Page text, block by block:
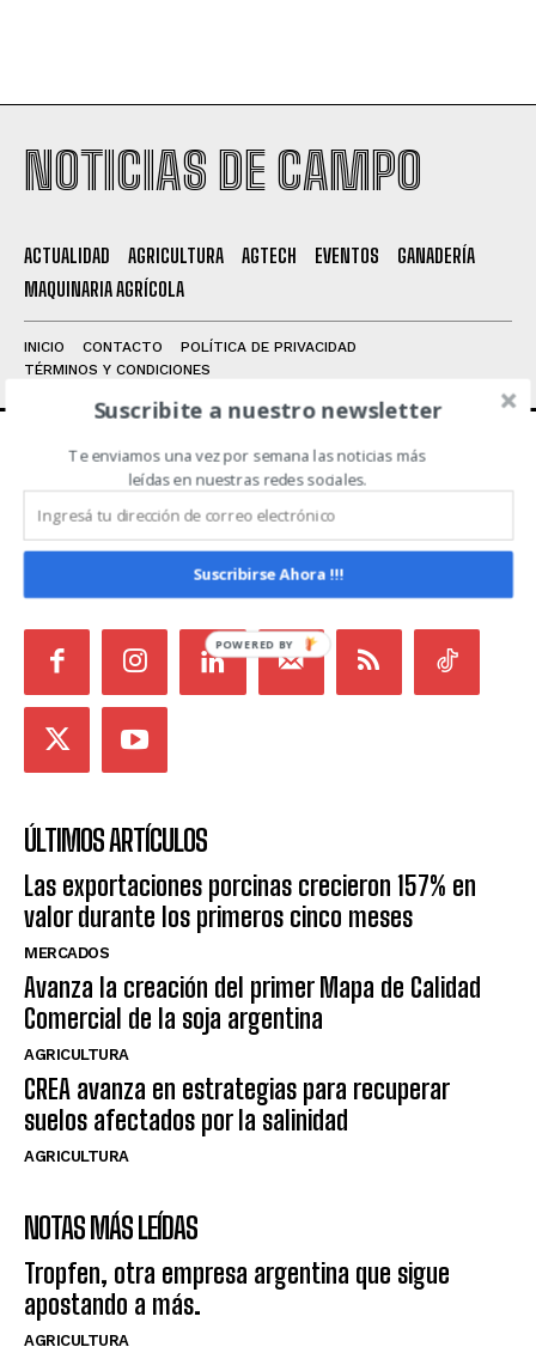
Leí y acepto laPolítica de Privacidad.
NOTICIAS DE CAMPO
ACTUALIDAD AGRICULTURA AGTECH EVENTOS
GANADERÍA
MAQUINARIA AGRÍCOLA
INICIO CONTACTO
POLÍTICA DE PRIVACIDAD
TÉRMINOS Y CONDICIONES
ACERCA DE NOSOTROS
Noticias de Campo es un medio independiente
focalizado en Redes Sociales que intenta aglutinar
todas las noticias del sector en un sólo lugar.
ÚLTIMOS ARTÍCULOS
Las exportaciones porcinas crecieron 157% en
valor durante los primeros cinco meses
MERCADOS
Avanza la creación del primer Mapa de Calidad
Comercial de la soja argentina
AGRICULTURA
CREA avanza en estrategias para recuperar
suelos afectados por la salinidad
AGRICULTURA
NOTAS MÁS LEÍDAS
Tropfen, otra empresa argentina que sigue
apostando a más.
AGRICULTURA
Suscribite a nuestro newsletter
Te enviamos una vez por semana las noticias más
leídas en nuestras redes sociales.
Suscribirse Ahora !!!
POWERED BY